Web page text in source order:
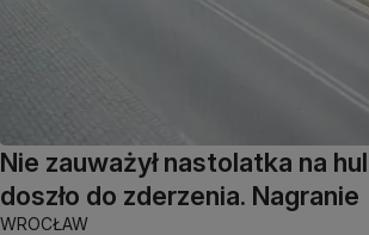
Nie zauważył nastolatka na
doszło do zderzenia. Nagranie
WROCŁAW